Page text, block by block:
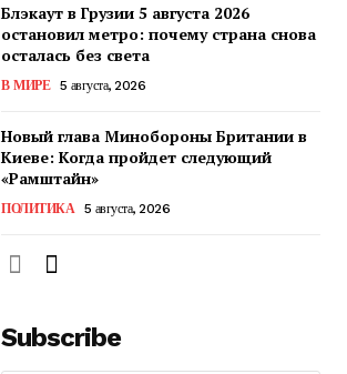
Блэкаут в Грузии 5 августа 2026
остановил метро: почему страна снова
осталась без света
В МИРЕ 5 августа, 2026
Новый глава Минобороны Британии в
Киеве: Когда пройдет следующий
«Рамштайн»
ПОЛИТИКА 5 августа, 2026
Subscribe